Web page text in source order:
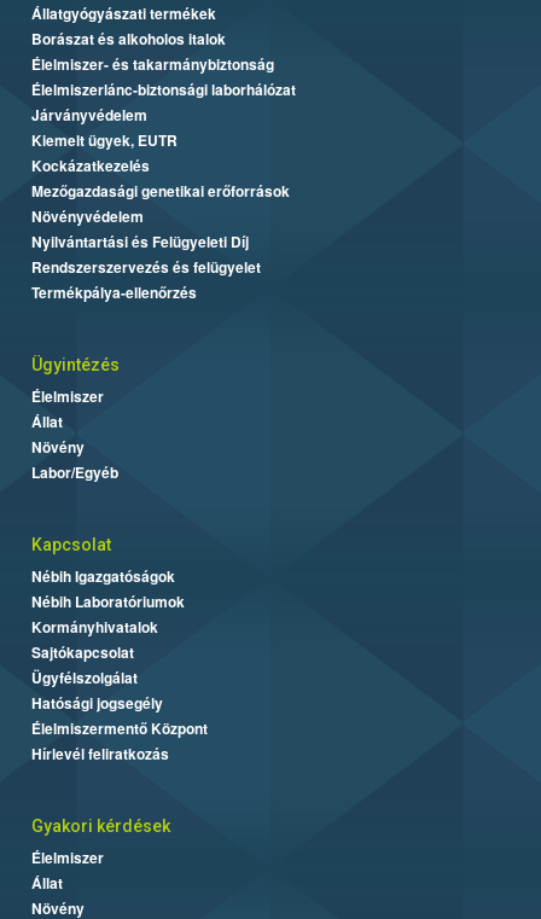
Állatgyógyászati termékek
Borászat és alkoholos italok
Élelmiszer- és takarmánybiztonság
Élelmiszerlánc-biztonsági laborhálózat
Járványvédelem
Kiemelt ügyek, EUTR
Kockázatkezelés
Mezőgazdasági genetikai erőforrások
Növényvédelem
Nyilvántartási és Felügyeleti Díj
Rendszerszervezés és felügyelet
Termékpálya-ellenőrzés
Ügyintézés
Élelmiszer
Állat
Növény
Labor/Egyéb
Kapcsolat
Nébih Igazgatóságok
Nébih Laboratóriumok
Kormányhivatalok
Sajtókapcsolat
Ügyfélszolgálat
Hatósági jogsegély
Élelmiszermentő Központ
Hírlevél feliratkozás
Gyakori kérdések
Élelmiszer
Állat
Növény